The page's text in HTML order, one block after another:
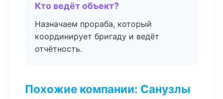
Кто ведёт объект?
Назначаем прораба, который
координирует бригаду и ведёт
отчётность.
Похожие компании: Санузлы